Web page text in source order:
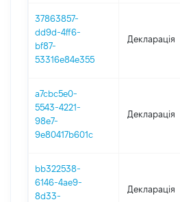
37863857-
dd9d-4ff6-
bf87-
53316e84e355
Декларація
a7cbc5e0-
5543-4221-
98e7-
9e80417b601c
Декларація
bb322538-
6146-4ae9-
8d33-
Декларація